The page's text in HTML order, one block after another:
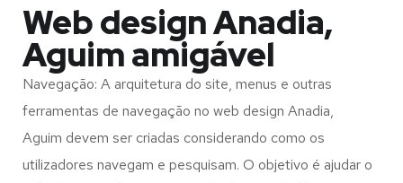
Web design Anadia,
Aguim amigável
Navegação: A arquitetura do site, menus e outras
ferramentas de navegação no web design Anadia,
Aguim devem ser criadas considerando como os
utilizadores navegam e pesquisam. O objetivo é ajudar o